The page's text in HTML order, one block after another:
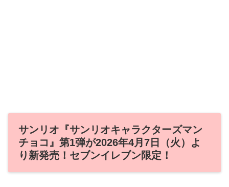
サンリオ『サンリオキャラクターズマン
チョコ』第1弾が2026年4月7日（火）よ
り新発売！セブンイレブン限定！